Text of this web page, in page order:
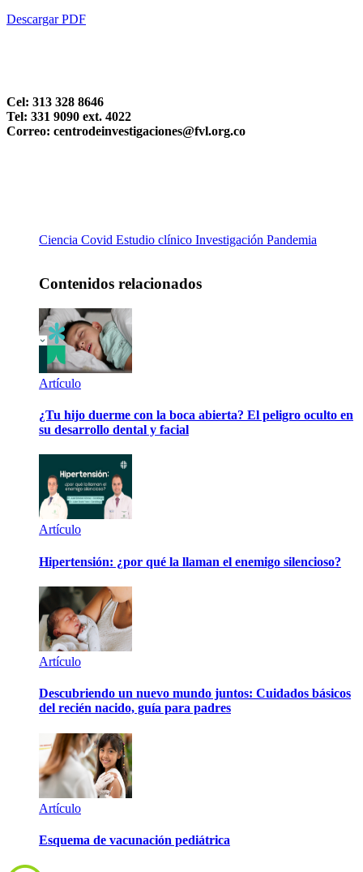
Descargar PDF
Cel: 313 328 8646
Tel: 331 9090 ext. 4022
Correo: centrodeinvestigaciones@fvl.org.co
Ciencia Covid Estudio clínico Investigación Pandemia
Contenidos relacionados
Artículo
¿Tu hijo duerme con la boca abierta? El peligro oculto en
su desarrollo dental y facial
Artículo
Hipertensión: ¿por qué la llaman el enemigo silencioso?
Artículo
Descubriendo un nuevo mundo juntos: Cuidados básicos
del recién nacido, guía para padres
Artículo
Esquema de vacunación pediátrica